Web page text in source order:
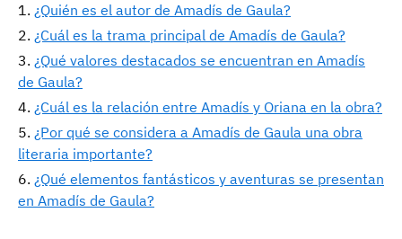
¿Quién es el autor de Amadís de Gaula?
¿Cuál es la trama principal de Amadís de Gaula?
¿Qué valores destacados se encuentran en Amadís
de Gaula?
¿Cuál es la relación entre Amadís y Oriana en la obra?
¿Por qué se considera a Amadís de Gaula una obra
literaria importante?
¿Qué elementos fantásticos y aventuras se presentan
en Amadís de Gaula?